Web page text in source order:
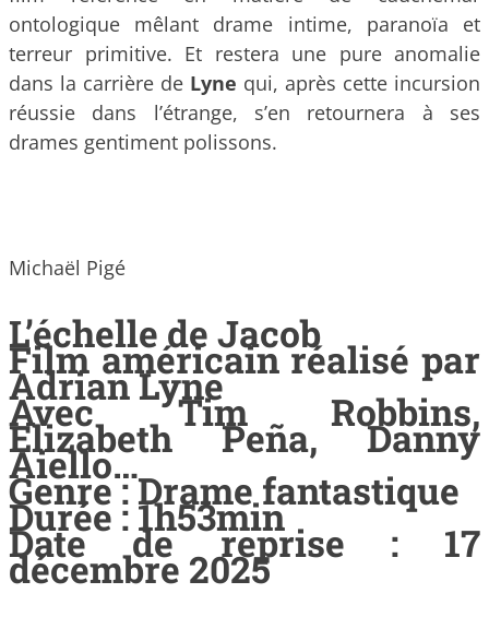
ontologique mêlant drame intime, paranoïa et
terreur primitive. Et restera une pure anomalie
dans la carrière de Lyne qui, après cette incursion
réussie dans l’étrange, s’en retournera à ses
drames gentiment polissons.
Michaël Pigé
L’échelle de Jacob
Film américain réalisé par
Adrian Lyne
Avec Tim Robbins,
Elizabeth Peña, Danny
Aiello…
Genre : Drame fantastique
Durée : 1h53min
Date de reprise : 17
décembre 2025